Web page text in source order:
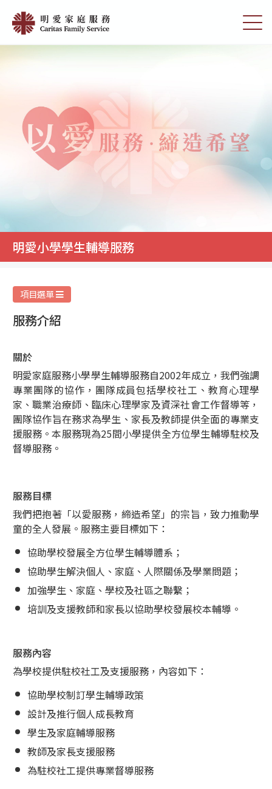
main
content
切
明
小
學
生
輔
導
愛
家
明愛小學學生輔導服務
項目選單
服務介紹
關於
明愛家庭服務小學學生輔導服務自2002年成立，我們強調
專業團隊的協作，團隊成員包括學校社工、教育心理學
家、職業治療師、臨床心理學家及資深社會工作督導等，
團隊協作旨在務求為學生、家長及教師提供全面的專業支
援服務。本服務現為25間小學提供全方位學生輔導駐校及
督導服務。
服務目標
我們把抱著「以愛服務，締造希望」的宗旨，致力推動學
童的全人發展。服務主要目標如下：
協助學校發展全方位學生輔導體系；
協助學生解決個人、家庭、人際關係及學業問題；
加強學生、家庭、學校及社區之聯繫；
培訓及支援教師和家長以協助學校發展校本輔導。
服務內容
為學校提供駐校社工及支援服務，內容如下：
協助學校制訂學生輔導政策
設計及推行個人成長教育
學生及家庭輔導服務
教師及家長支援服務
為駐校社工提供專業督導服務